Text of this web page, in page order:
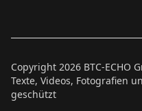
Copyright 2026 BTC-ECHO
Texte, Videos, Fotografien
geschützt